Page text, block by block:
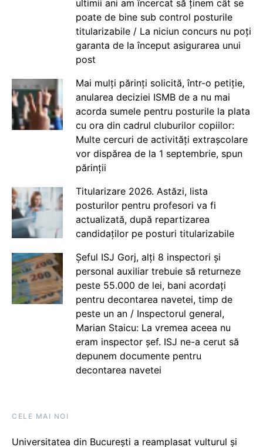
ultimii ani am încercat să ținem cât se
poate de bine sub control posturile
titularizabile / La niciun concurs nu poți
garanta de la început asigurarea unui
post
Mai mulți părinți solicită, într-o petiție,
anularea deciziei ISMB de a nu mai
acorda sumele pentru posturile la plata
cu ora din cadrul cluburilor copiilor:
Multe cercuri de activități extrașcolare
vor dispărea de la 1 septembrie, spun
părinții
Titularizare 2026. Astăzi, lista
posturilor pentru profesori va fi
actualizată, după repartizarea
candidaților pe posturi titularizabile
Șeful ISJ Gorj, alți 8 inspectori și
personal auxiliar trebuie să returneze
peste 55.000 de lei, bani acordați
pentru decontarea navetei, timp de
peste un an / Inspectorul general,
Marian Staicu: La vremea aceea nu
eram inspector șef. ISJ ne-a cerut să
depunem documente pentru
decontarea navetei
CELE MAI NOI
Universitatea din București a reamplasat vulturul și